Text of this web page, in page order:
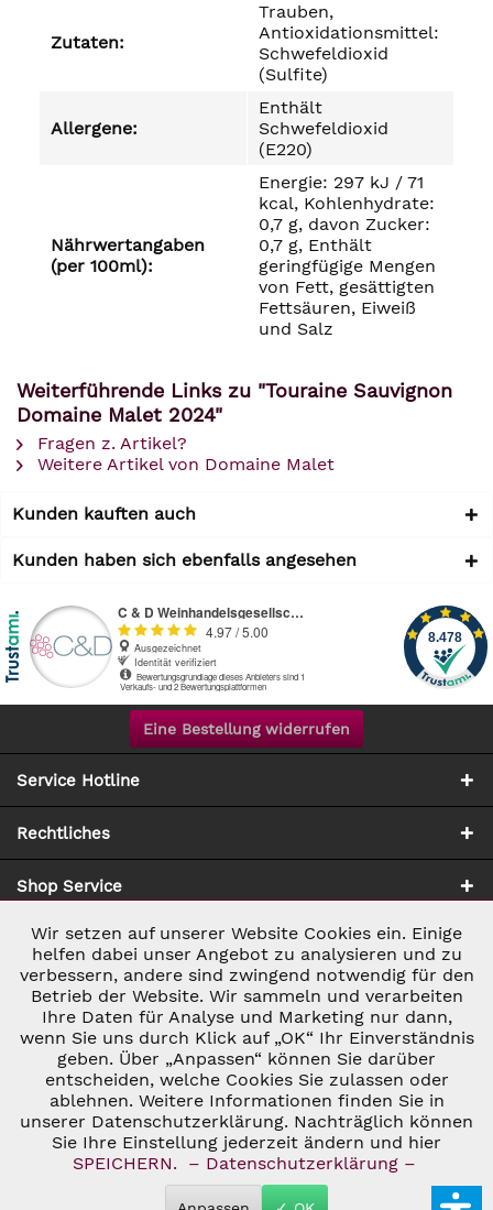
Zutaten:
Trauben,
Antioxidationsmittel:
Schwefeldioxid
(Sulfite)
Allergene:
Enthält
Schwefeldioxid
(E220)
Nährwertangaben
(per 100ml):
Energie: 297 kJ / 71
kcal, Kohlenhydrate:
0,7 g, davon Zucker:
0,7 g, Enthält
geringfügige Mengen
von Fett, gesättigten
Fettsäuren, Eiweiß
und Salz
Weiterführende Links zu "Touraine Sauvignon
Domaine Malet 2024"
Fragen z. Artikel?
Weitere Artikel von Domaine Malet
Kunden kauften auch
Kunden haben sich ebenfalls angesehen
Eine Bestellung widerrufen
Service Hotline
Rechtliches
Shop Service
Zahlung & Versand
* ALLE PREISE INKL. GESETZL. UMSATZSTEUER ZZGL.
VERSANDKOSTEN UND GGF. NACHNAHMEGEBÜHREN, WENN NICHT
ANDERS BESCHRIEBEN
© 2026 C&D WEINHANDEL - ALL RIGHTS RESERVED. THEME BY
THEMEWARE®
Notwendig Aktiv
Marketing Inaktiv
Tracking Inaktiv
Personalisierung Inaktiv
Wir setzen auf unserer Website Cookies ein. Einige
helfen dabei unser Angebot zu analysieren und zu
verbessern, andere sind zwingend notwendig für den
Betrieb der Website. Wir sammeln und verarbeiten
Ihre Daten für Analyse und Marketing nur dann,
wenn Sie uns durch Klick auf „OK“ Ihr Einverständnis
geben. Über „Anpassen“ können Sie darüber
entscheiden, welche Cookies Sie zulassen oder
ablehnen. Weitere Informationen finden Sie in
unserer Datenschutzerklärung. Nachträglich können
Sie Ihre Einstellung jederzeit ändern und hier
SPEICHERN.
– Datenschutzerklärung –